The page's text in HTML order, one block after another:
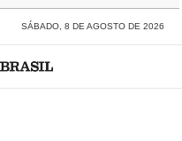
SÁBADO, 8 DE AGOSTO DE 2026